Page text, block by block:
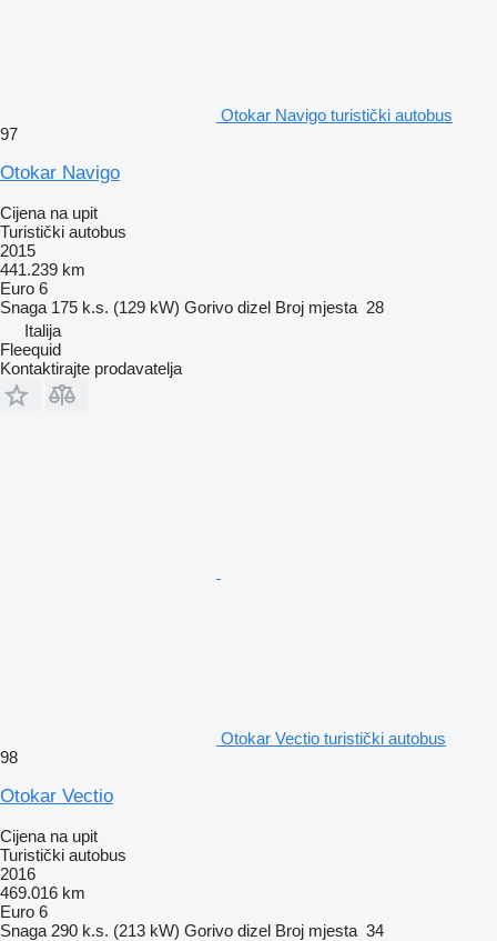
Otokar Navigo turistički autobus
97
Otokar Navigo
Cijena na upit
Turistički autobus
2015
441.239 km
Euro 6
Snaga 175 k.s. (129 kW) Gorivo dizel Broj mjesta 28
Italija
Fleequid
Kontaktirajte prodavatelja
Otokar Vectio turistički autobus
98
Otokar Vectio
Cijena na upit
Turistički autobus
2016
469.016 km
Euro 6
Snaga 290 k.s. (213 kW) Gorivo dizel Broj mjesta 34